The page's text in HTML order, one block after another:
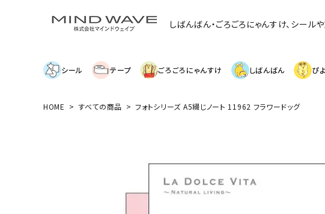
しばんばん・ごろごろにゃんすけ、シー
シール テープ ごろごろにゃんすけ しばんばん ぴ
HOME すべての商品 フォトシリーズ A5綴じノート 11962 フラワードッグ